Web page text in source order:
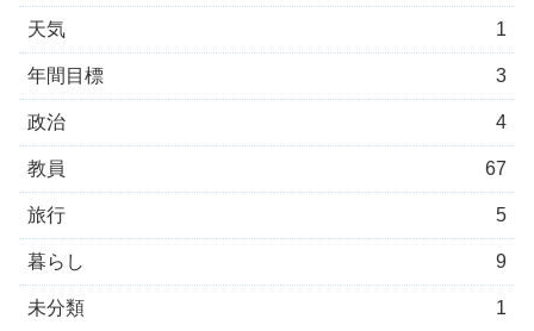
天気 1
年間目標 3
政治 4
教員 67
旅行 5
暮らし 9
未分類 1